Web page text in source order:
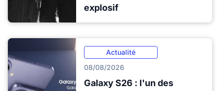
explosif
Actualité
08/08/2026
Galaxy S26 : l'un des